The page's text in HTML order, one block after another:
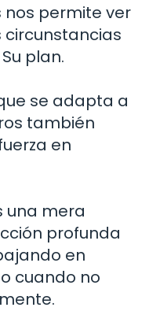
nos permite ver
plan.
se adapta a
también
en
una mera
profunda
en
cuando no